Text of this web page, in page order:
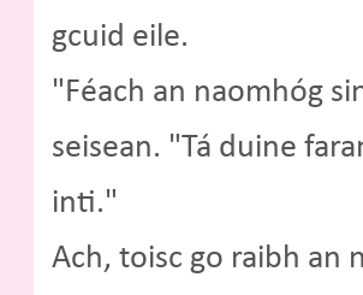
gcuid eile.
"Féach an naomhóg
seisean. "Tá duine
inti."
Ach, toisc go raibh an